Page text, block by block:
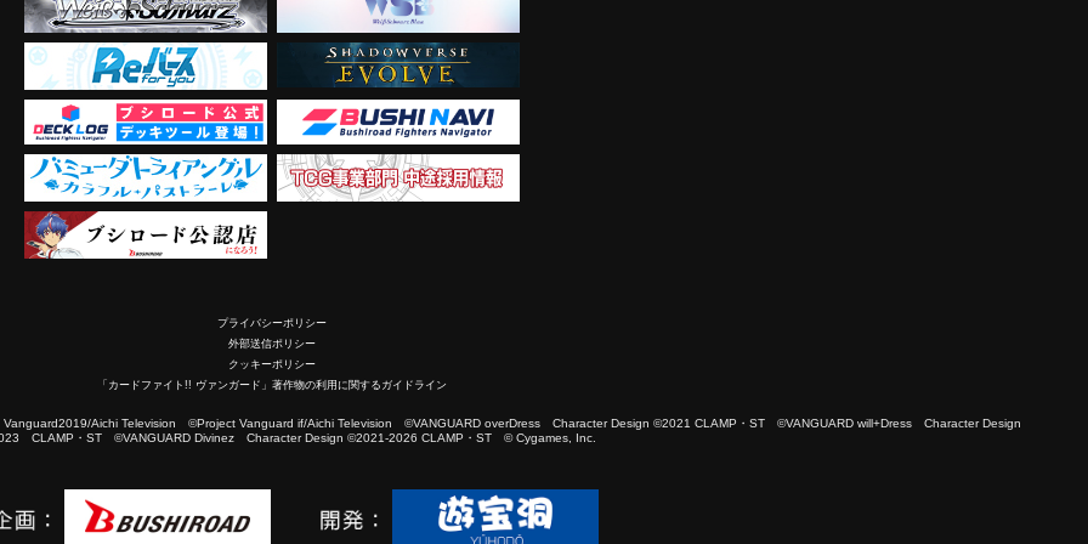
プライバシーポリシー
外部送信ポリシー
クッキーポリシー
「カードファイト!! ヴァンガード」著作物の利用に関するガイドライン
Aichi Television ©Project Vanguard if/Aichi Television ©VANGUARD overDress Character Design ©2021 CLAMP・ST ©VANGUARD will+Dress Character Design
CLAMP・ST ©VANGUARD Divinez Character Design ©2021-2026 CLAMP・ST © Cygames, Inc.